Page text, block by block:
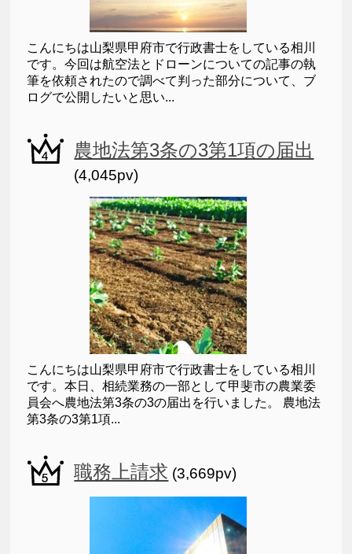
こんにちは山梨県甲府市で行政書士をしている相川
です。今回は航空法とドローンについての記事の執
筆を依頼されたので調べて判った部分について、ブ
ログで公開したいと思い...
農地法第3条の3第1項の届出
(4,045pv)
こんにちは山梨県甲府市で行政書士をしている相川
です。本日、相続業務の一部として甲斐市の農業委
員会へ農地法第3条の3の届出を行いました。 農地法
第3条の3第1項...
職務上請求 (3,669pv)